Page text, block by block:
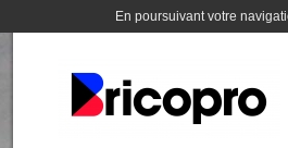
En poursuivant votre